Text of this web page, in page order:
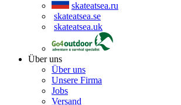
skateatsea.ru
skateatsea.se
skateatsea.uk
Über uns
Über uns
Unsere Firma
Jobs
Versand